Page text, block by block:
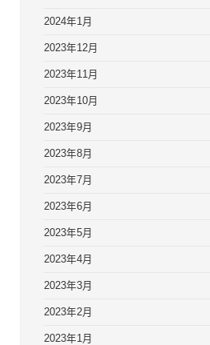
2024年1月
2023年12月
2023年11月
2023年10月
2023年9月
2023年8月
2023年7月
2023年6月
2023年5月
2023年4月
2023年3月
2023年2月
2023年1月